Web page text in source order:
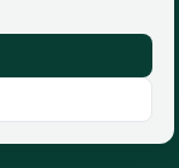
byAvest